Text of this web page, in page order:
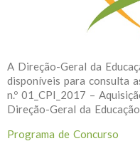
A Direção-Geral da
disponíveis para consulta
n.º 01_CPI_2017 –
Direção-Geral da
Programa de Concurso